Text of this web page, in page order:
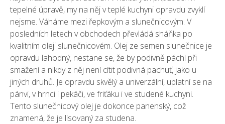
tepelné úpravě, my na něj v teplé kuchyni opravdu zvyklí
nejsme. Váháme mezi řepkovým a slunečnicovým. V
posledních letech v obchodech převládá sháňka po
kvalitním oleji slunečnicovém. Olej ze semen slunečnice je
opravdu lahodný, nestane se, že by podivně páchl při
smažení a nikdy z něj není cítit podivná pachuť, jako u
jiných druhů. Je opravdu skvělý a univerzální, uplatní se na
pánvi, v hrnci i pekáči, ve friťáku i ve studené kuchyni.
Tento slunečnicový olej je dokonce panenský, což
znamená, že je lisovaný za studena.